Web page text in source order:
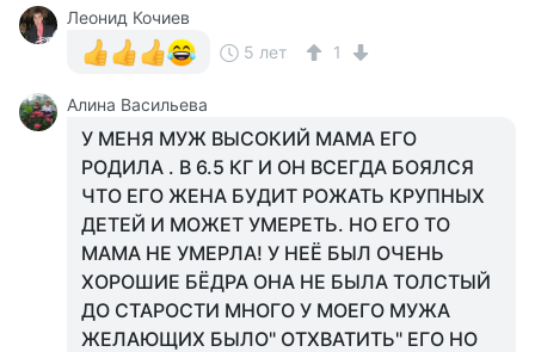
Леонид Кочиев
5 лет
1
Алина Васильева
У МЕНЯ МУЖ ВЫСОКИЙ МАМА ЕГО
РОДИЛА . В 6.5 КГ И ОН ВСЕГДА БОЯЛСЯ
ЧТО ЕГО ЖЕНА БУДИТ РОЖАТЬ КРУПНЫХ
ДЕТЕЙ И МОЖЕТ УМЕРЕТЬ. НО ЕГО ТО
МАМА НЕ УМЕРЛА! У НЕЁ БЫЛ ОЧЕНЬ
ХОРОШИЕ БЁДРА ОНА НЕ БЫЛА ТОЛСТЫЙ
ДО СТАРОСТИ МНОГО У МОЕГО МУЖА
ЖЕЛАЮЩИХ БЫЛО" ОТХВАТИТЬ" ЕГО НО